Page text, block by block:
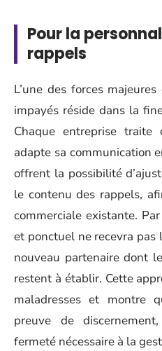
Pour la
rappels
L’une des forces
impayés réside dans la
Chaque entreprise
adapte sa communication
offrent la possibilité
le contenu des rappels,
commerciale existante.
et ponctuel ne recevra pas
nouveau partenaire dont
restent à établir. Cette
maladresses et montre
preuve de
fermeté nécessaire à la